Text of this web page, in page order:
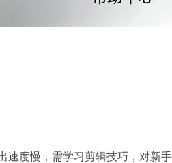
速度慢，需学习剪辑技巧，对新